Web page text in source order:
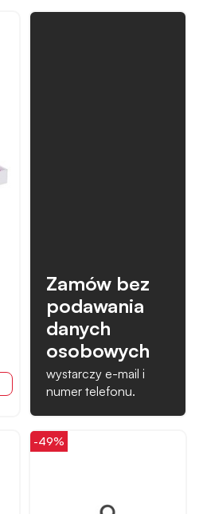
Zamów bez
podawania
danych
osobowych
wystarczy e-mail i
numer telefonu.
-49%